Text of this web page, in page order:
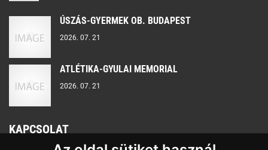
ÚSZÁS-GYERMEK OB. BUDAPEST
2026. 07. 21
ATLÉTIKA-GYULAI MEMORIAL
2026. 07. 21
KAPCSOLAT